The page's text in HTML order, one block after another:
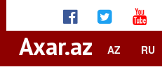
Axar.az AZ RU